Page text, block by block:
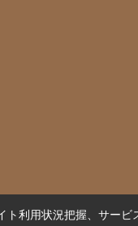
ト利用状況把握、サー